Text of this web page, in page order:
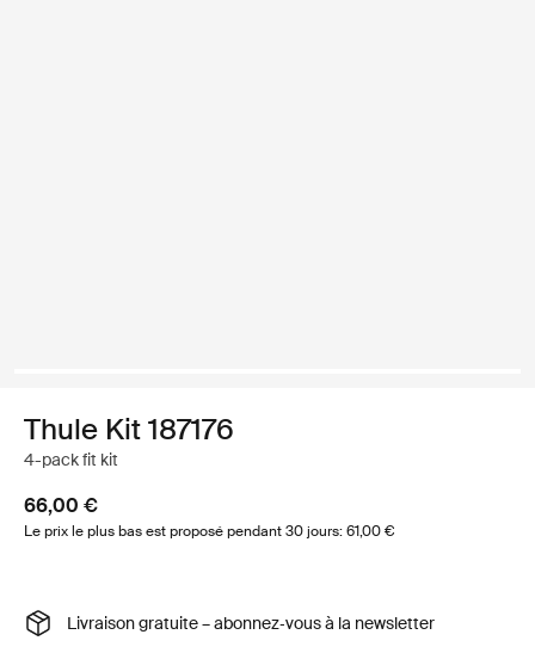
Thule Kit 187176
4-pack fit kit
66,00 €
Le prix le plus bas est proposé pendant 30 jours: 61,00 €
Livraison gratuite – abonnez‑vous à la newsletter